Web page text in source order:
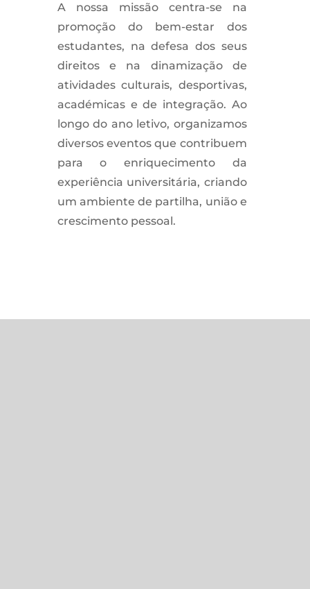
A nossa missão centra-se na
promoção do bem-estar dos
estudantes, na defesa dos seus
direitos e na dinamização de
atividades culturais, desportivas,
académicas e de integração. Ao
longo do ano letivo, organizamos
diversos eventos que contribuem
para o enriquecimento da
experiência universitária, criando
um ambiente de partilha, união e
crescimento pessoal.